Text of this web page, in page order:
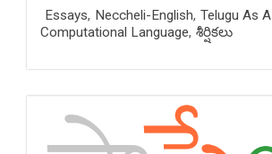
Essays, Neccheli-English, Telugu As A
Computational Language, శీర్షికలు